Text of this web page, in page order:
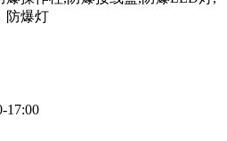
17:00